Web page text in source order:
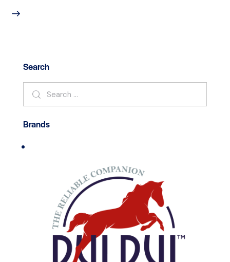
Search
Brands